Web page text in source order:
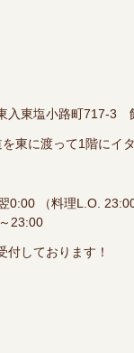
入東塩小路町717-
東に渡って1階にイ
0:00 （料理L.O.
23:00
しております！